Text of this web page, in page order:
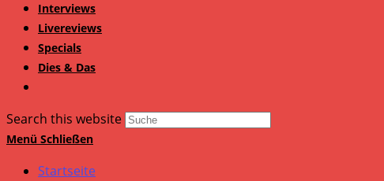
Interviews
Livereviews
Specials
Dies & Das
Search this website
Menü Schließen
Startseite